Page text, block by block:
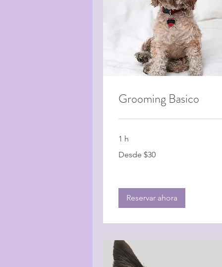
Grooming Basico
1 h
$30
Desde $30
Reservar ahora